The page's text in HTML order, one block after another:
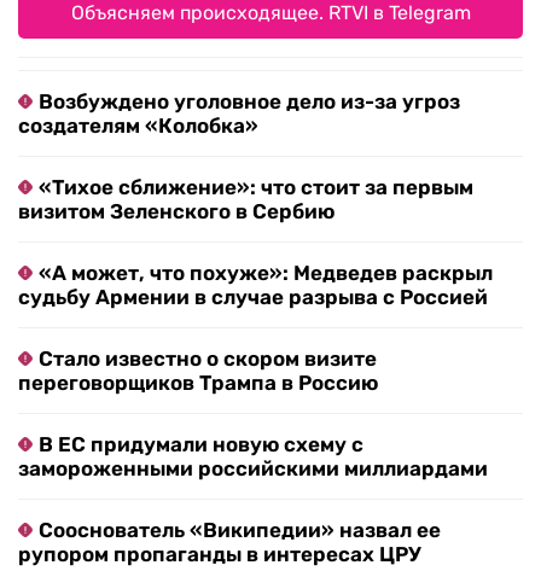
Объясняем происходящее. RTVI в Telegram
Возбуждено уголовное дело из-за угроз
создателям «Колобка»
«Тихое сближение»: что стоит за первым
визитом Зеленского в Сербию
«А может, что похуже»: Медведев раскрыл
судьбу Армении в случае разрыва с Россией
Стало известно о скором визите
переговорщиков Трампа в Россию
В ЕС придумали новую схему с
замороженными российскими миллиардами
Сооснователь «Википедии» назвал ее
рупором пропаганды в интересах ЦРУ